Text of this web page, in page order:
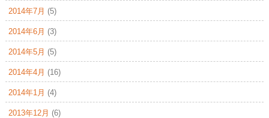
2014年7月 (5)
2014年6月 (3)
2014年5月 (5)
2014年4月 (16)
2014年1月 (4)
2013年12月 (6)